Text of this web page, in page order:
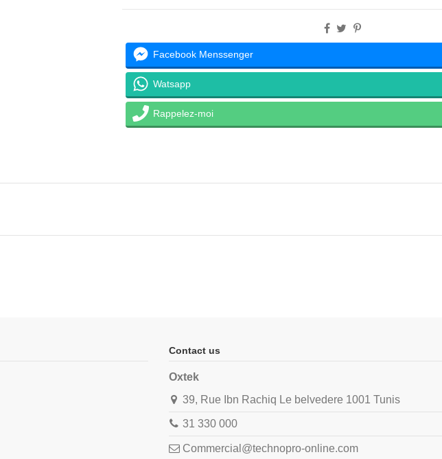
Facebook Menssenger
Watsapp
Rappelez-moi
Contact us
Oxtek
39, Rue Ibn Rachiq Le belvedere 1001 Tunis
31 330 000
Commercial@technopro-online.com